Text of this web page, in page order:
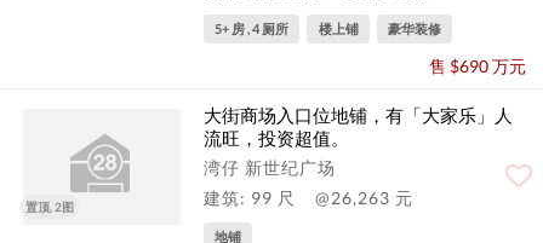
5+ 房 , 4 厕所 楼上铺 豪华装修
售 $690 万元
置顶, 2图
大街商场入口位地铺，有「大家乐」人
流旺，投资超值。
湾仔 新世纪广场
建筑: 99 尺
@26,263 元
地铺